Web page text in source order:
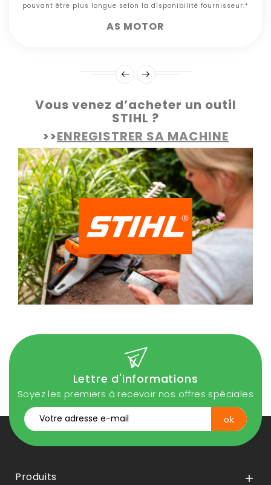
pouvant être plus longue selon la disponibilité fournisseur.*
AS MOTOR
Vous venez d’acheter un outil
STIHL ?
>>ENREGISTRER SA MACHINE
Lettre d'informations
Soyez les premiers à recevoir nos offres spéciales
Produits 